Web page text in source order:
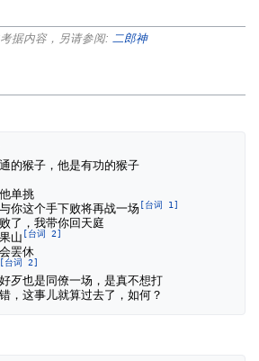
据内容，另请参阅: 二郎神
的猴子，他是有功的猴子
单挑
你这个手下败将再战一场 [台词 1]
了，我带你回天庭
山 [台词 2]
罢休
[台词 2]
歹也是同僚一场，是真不想打